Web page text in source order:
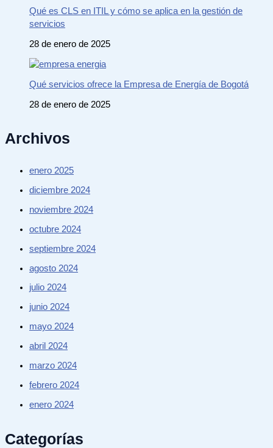
Qué es CLS en ITIL y cómo se aplica en la gestión de
servicios
28 de enero de 2025
Qué servicios ofrece la Empresa de Energía de Bogotá
28 de enero de 2025
Archivos
enero 2025
diciembre 2024
noviembre 2024
octubre 2024
septiembre 2024
agosto 2024
julio 2024
junio 2024
mayo 2024
abril 2024
marzo 2024
febrero 2024
enero 2024
Categorías